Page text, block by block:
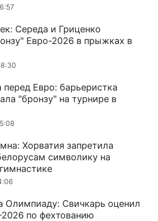
Середа и Гриценко
Евро-2026 в прыжках в
перед Евро: барьеристка
"бронзу" на турнире в
Хорватия запретила
символику на
Олимпиаду: Свичкарь оценил
по фехтованию